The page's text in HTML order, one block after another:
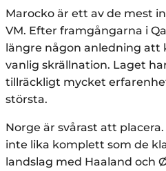
Marocko är ett av de mest
VM. Efter framgångarna i
längre någon anledning att
vanlig skrällnation. Laget
tillräckligt mycket
största.
Norge är svårast att
inte lika komplett som de
landslag med Haaland och